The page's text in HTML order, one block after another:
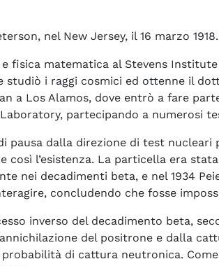
nel New Jersey, il 16 marzo 1918.
fisica matematica al Stevens
studiò i raggi cosmici ed ottenne il
a Los Alamos, dove entrò a fare
partecipando a numerosi
pausa dalla direzione di test
così l’esistenza. La particella era
nei decadimenti beta, e nel 1934
concludendo che fosse
inverso del decadimento beta,
del positrone e dalla
di cattura neutronica.